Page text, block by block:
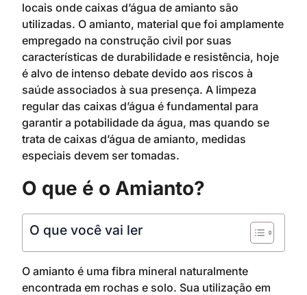
locais onde caixas d’água de amianto são
utilizadas. O amianto, material que foi amplamente
empregado na construção civil por suas
características de durabilidade e resistência, hoje
é alvo de intenso debate devido aos riscos à
saúde associados à sua presença. A limpeza
regular das caixas d’água é fundamental para
garantir a potabilidade da água, mas quando se
trata de caixas d’água de amianto, medidas
especiais devem ser tomadas.
O que é o Amianto?
O que você vai ler
O amianto é uma fibra mineral naturalmente
encontrada em rochas e solo. Sua utilização em